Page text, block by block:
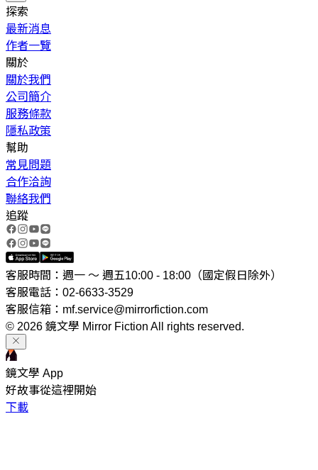
探索
最新消息
作者一覽
關於
關於我們
公司簡介
服務條款
隱私政策
幫助
常見問題
合作洽詢
聯絡我們
追蹤
客服時間：週一 ～ 週五10:00 - 18:00（國定假日除外）
客服電話：02-6633-3529
客服信箱：mf.service@mirrorfiction.com
© 2026 鏡文學 Mirror Fiction All rights reserved.
鏡文學 App
好故事從這裡開始
下載